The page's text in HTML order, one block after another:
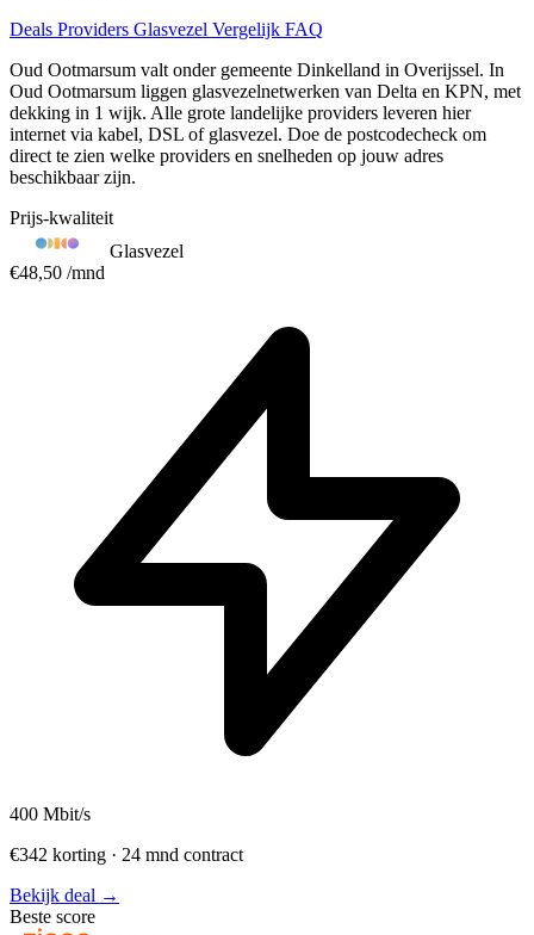
Deals Providers Glasvezel Vergelijk FAQ
Oud Ootmarsum valt onder gemeente Dinkelland in Overijssel. In
Oud Ootmarsum liggen glasvezelnetwerken van Delta en KPN, met
dekking in 1 wijk. Alle grote landelijke providers leveren hier
internet via kabel, DSL of glasvezel. Doe de postcodecheck om
direct te zien welke providers en snelheden op jouw adres
beschikbaar zijn.
Prijs-kwaliteit
Glasvezel
€48,50 /mnd
400 Mbit/s
€342 korting · 24 mnd contract
Bekijk deal →
Beste score